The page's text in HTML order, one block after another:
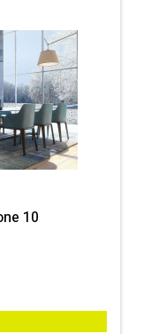
10